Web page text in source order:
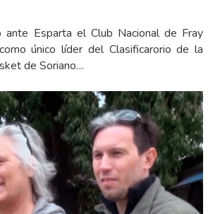
ante Esparta el Club Nacional de Fray
único líder del Clasificarorio de la
de Soriano…